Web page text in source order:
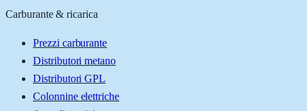
Carburante & ricarica
Prezzi carburante
Distributori metano
Distributori GPL
Colonnine elettriche